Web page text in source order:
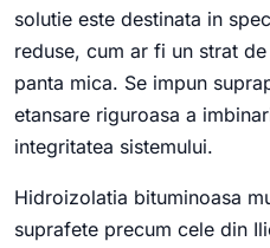
solutie este destinata in
reduse, cum ar fi un strat
panta mica. Se impun
etansare riguroasa a
integritatea sistemului.
Hidroizolatia bituminoasa
suprafete precum cele din